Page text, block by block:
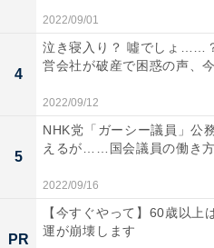
資産形成の方法・資産形成を行なって
2022/09/01
4
泣き寝入り？ 噓でしょ……
営会社が破産で困惑の声、
2022/09/12
5
NHK党「ガーシー議員」公
えるが……国会議員の働き方
2022/09/16
PR
【今すぐやって】60歳以上
運が崩壊します